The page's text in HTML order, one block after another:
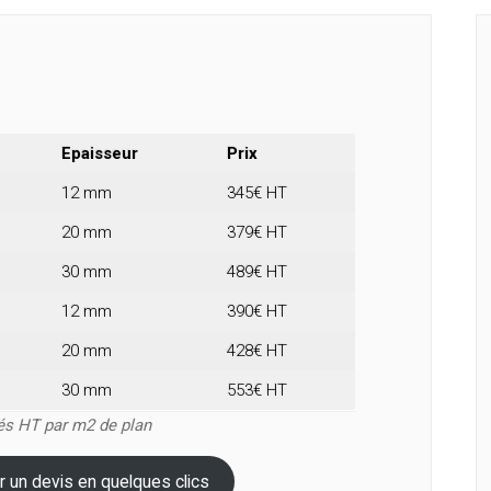
Epaisseur
Prix
12 mm
345€ HT
20 mm
379€ HT
30 mm
489€ HT
12 mm
390€ HT
20 mm
428€ HT
30 mm
553€ HT
HT par m2 de plan
un devis en quelques clics